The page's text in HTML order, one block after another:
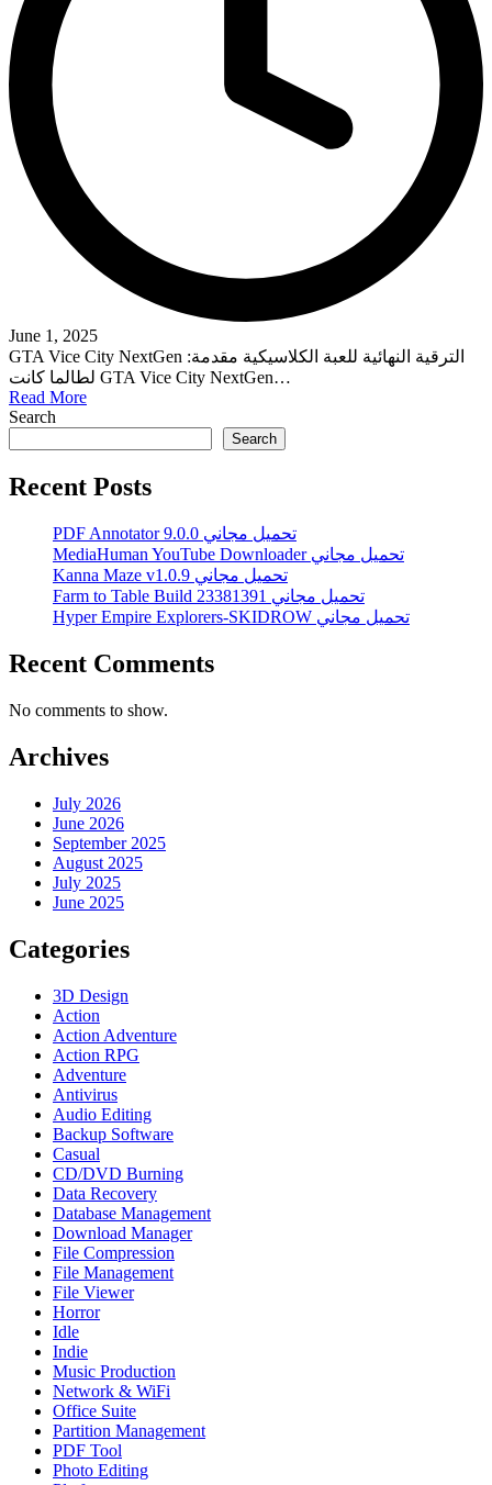
June 1, 2025
GTA Vice City NextGen الترقية النهائية للعبة الكلاسيكية مقدمة:
لطالما كانت GTA Vice City NextGen…
Read More
Search
Search
Recent Posts
PDF Annotator 9.0.0 تحميل مجاني
MediaHuman YouTube Downloader تحميل مجاني
Kanna Maze v1.0.9 تحميل مجاني
Farm to Table Build 23381391 تحميل مجاني
Hyper Empire Explorers-SKIDROW تحميل مجاني
Recent Comments
No comments to show.
Archives
July 2026
June 2026
September 2025
August 2025
July 2025
June 2025
Categories
3D Design
Action
Action Adventure
Action RPG
Adventure
Antivirus
Audio Editing
Backup Software
Casual
CD/DVD Burning
Data Recovery
Database Management
Download Manager
File Compression
File Management
File Viewer
Horror
Idle
Indie
Music Production
Network & WiFi
Office Suite
Partition Management
PDF Tool
Photo Editing